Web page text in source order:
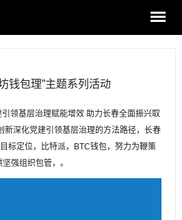
钱包理”主题系列活动
引领基层治理赋能增效 助力长春全面振兴取
新深化党建引领基层治理的方法路径，长春
标定位，比特派，BTC钱包，努力为鞭策
强组织包管，。